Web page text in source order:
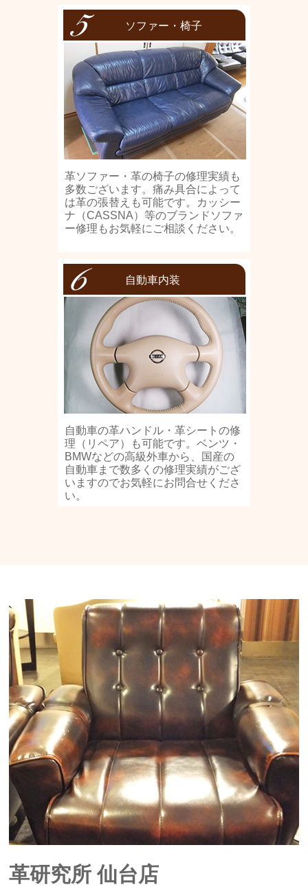
ソファー・椅子
革ソファー・革の椅子の修理実績も
多数ございます。痛み具合によって
は革の張替えも可能です。カッシー
ナ（CASSNA）等のブランドソファ
ー修理もお気軽にご相談ください。
自動車内装
自動車の革ハンドル・革シートの修
理（リペア）も可能です。ベンツ・
BMWなどの高級外車から、国産の
自動車まで数多くの修理実績がござ
いますのでお気軽にお問合せくださ
い。
革研究所 仙台店